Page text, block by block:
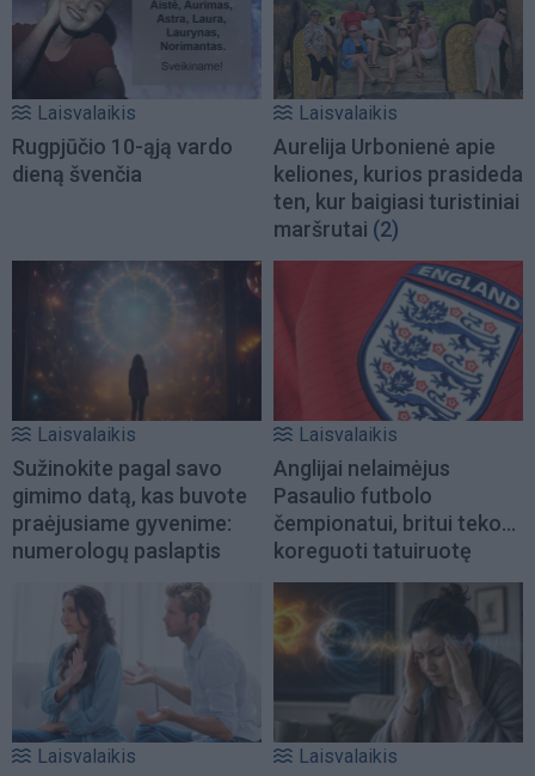
Laisvalaikis
Rugpjūčio 10-ąją vardo
dieną švenčia
Laisvalaikis
Aurelija Urbonienė apie
keliones, kurios prasideda
ten, kur baigiasi turistiniai
maršrutai (2)
Laisvalaikis
Sužinokite pagal savo
gimimo datą, kas buvote
praėjusiame gyvenime:
numerologų paslaptis
Laisvalaikis
Anglijai nelaimėjus
Pasaulio futbolo
čempionatui, britui teko...
koreguoti tatuiruotę
Laisvalaikis Laisvalaikis